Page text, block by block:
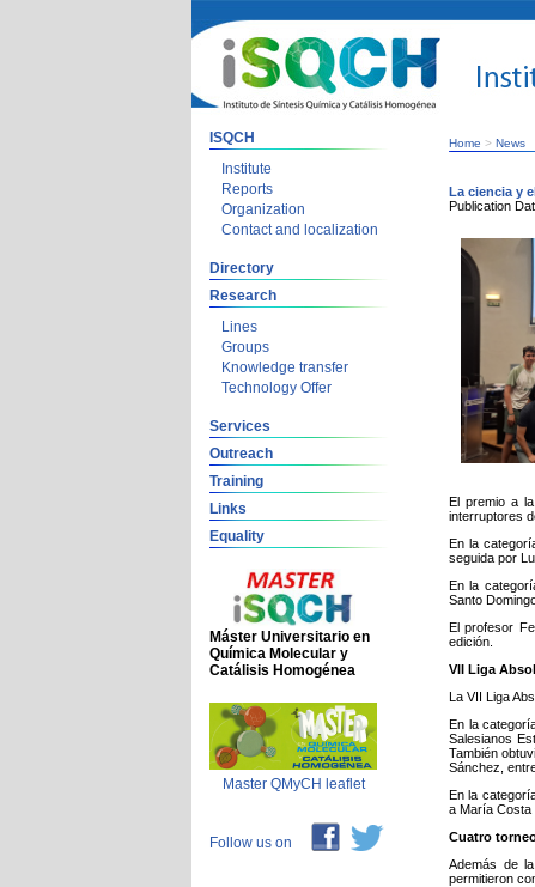
ISQCH
Institute
Reports
Organization
Contact and localization
Directory
Research
Lines
Groups
Knowledge transfer
Technology Offer
Services
Outreach
Training
Links
Equality
Máster Universitario en
Química Molecular y
Catálisis Homogénea
Master QMyCH leaflet
Follow us on
Home > News
La ciencia y
Publication
El premio a
interruptores
En la
seguida por
En la
Santo
El profesor
edición.
VII Liga
La VII Liga
En la
Salesianos
También
Sánchez,
En la
a María Costa
Cuatro
Además de
permitieron